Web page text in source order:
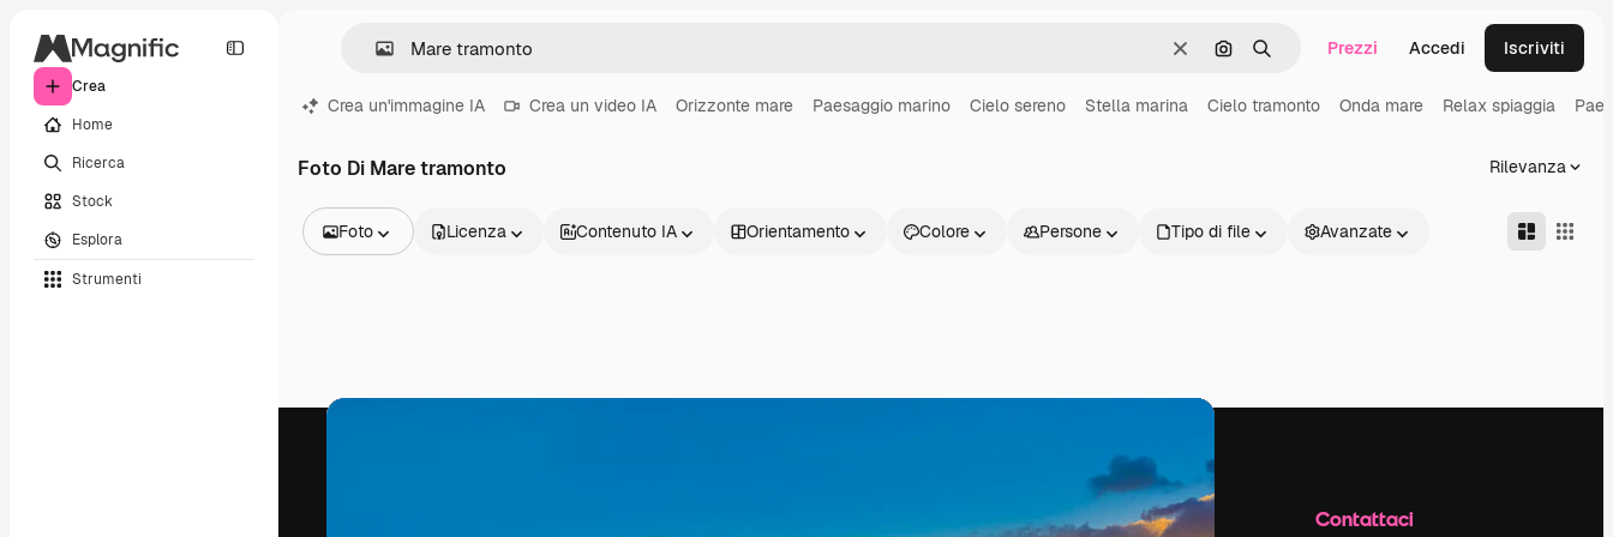
Crea
Home
Ricerca
Stock
Esplora
Strumenti
CancellaCerca per immagine
Ricerca Prezzi Accedi Iscriviti
Crea un'immagine IA Crea un video IA Orizzonte mare Paesaggio marino Cielo sereno Stella marina Cielo tramonto Onda mare Relax spiaggia
Foto Di Mare tramonto Rilevanza
Foto
Video
Licenza Contenuto IA Orientamento Colore Persone Tipo di file Avanzate
Azienda Contattaci